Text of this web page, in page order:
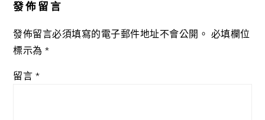
發佈留言
發佈留言必須填寫的電子郵件地址不會公開。 必填欄位
標示為*
留言 *